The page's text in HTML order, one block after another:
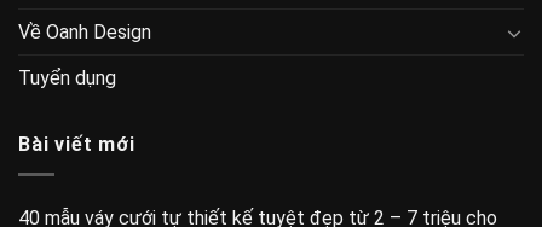
Về Oanh Design
Tuyển dụng
Bài viết mới
40 mẫu váy cưới tự thiết kế tuyệt đẹp từ 2 – 7 triệu cho